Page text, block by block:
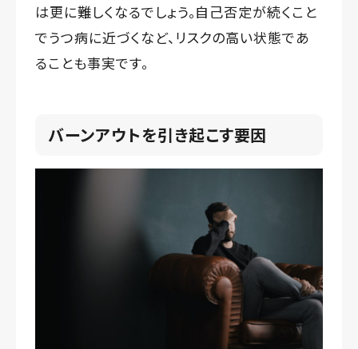
は更に難しくなるでしょう。自己否定が続くこと
でうつ病に近づくなど、リスクの高い状態であ
ることも事実です。
バーンアウトを引き起こす要因